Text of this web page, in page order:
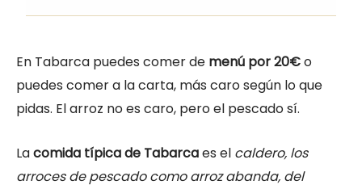
En Tabarca puedes comer de menú por 20€o
puedes comer a la carta, más caro según lo que
pidas. El arroz no es caro, pero el pescado sí.
Lacomida típica de Tabarcaes el caldero, los
arroces de pescado como arroz abanda, del